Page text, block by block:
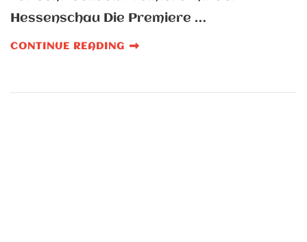
Hessenschau Die Premiere …
CONTINUE READING